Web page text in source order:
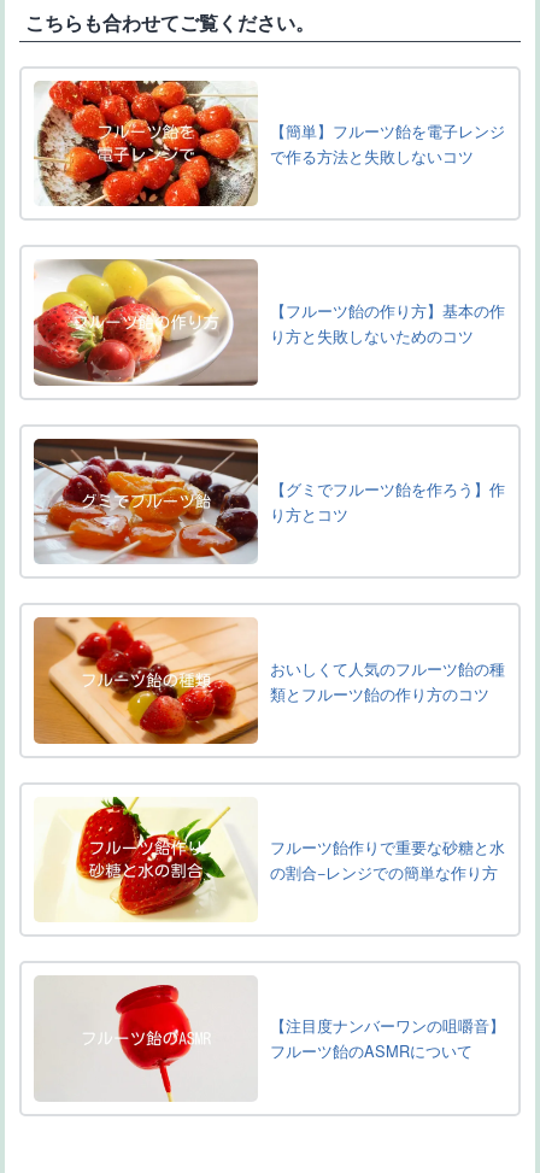
こちらも合わせてご覧ください。
【簡単】フルーツ飴を電子レンジ
で作る方法と失敗しないコツ
【フルーツ飴の作り方】基本の作
り方と失敗しないためのコツ
【グミでフルーツ飴を作ろう】作
り方とコツ
おいしくて人気のフルーツ飴の種
類とフルーツ飴の作り方のコツ
フルーツ飴作りで重要な砂糖と水
の割合−レンジでの簡単な作り方
【注目度ナンバーワンの咀嚼音】
フルーツ飴のASMRについて